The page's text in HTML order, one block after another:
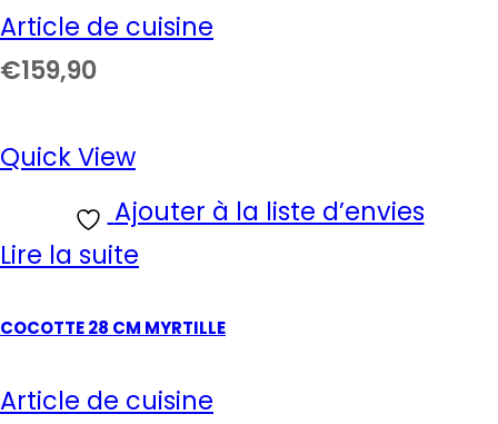
Article de cuisine
€159,90
Quick View
Ajouter à la liste d’envies
Lire la suite
COCOTTE 28 CM MYRTILLE
Article de cuisine